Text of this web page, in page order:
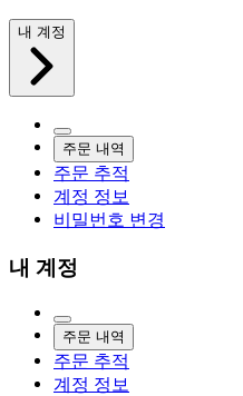
내 계정
주문 내역
주문 추적
계정 정보
비밀번호 변경
내 계정
주문 내역
주문 추적
계정 정보